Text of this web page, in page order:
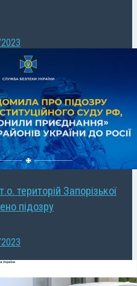
територій Запорізької
підозру